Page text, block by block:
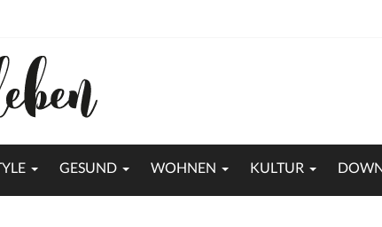
GESUND WOHNEN KULTUR